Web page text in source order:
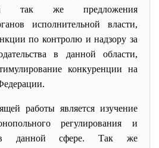
а так же предложения
исполнительной власти,
по контролю и надзору за
в данной области,
конкуренции на
работы является изучение
регулирования и
в данной сфере. Так же